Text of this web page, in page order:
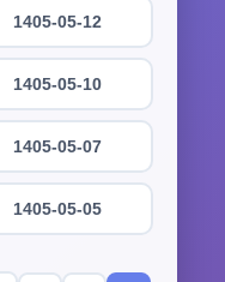
1405-05-12
1405-05-10
1405-05-07
1405-05-05